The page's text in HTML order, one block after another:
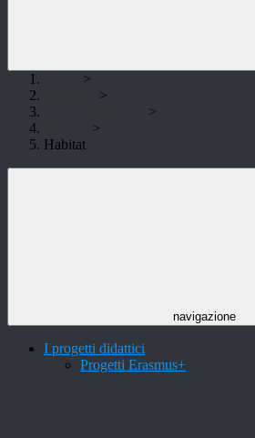
>
>
>
>
Habitat
navigazione
I progetti didattici
Progetti Erasmus+